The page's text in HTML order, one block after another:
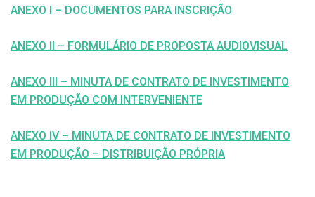
ANEXO I – DOCUMENTOS PARA INSCRIÇÃO
ANEXO II – FORMULÁRIO DE PROPOSTA AUDIOVISUAL
ANEXO III – MINUTA DE CONTRATO DE INVESTIMENTO
EM PRODUÇÃO COM INTERVENIENTE
ANEXO IV – MINUTA DE CONTRATO DE INVESTIMENTO
EM PRODUÇÃO – DISTRIBUIÇÃO PRÓPRIA